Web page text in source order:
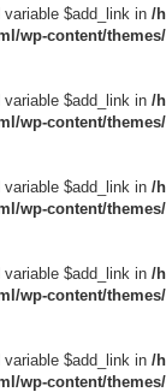
variable $add_link in /
wp-content/
variable $add_link in /
wp-content/
variable $add_link in /
wp-content/
variable $add_link in /
wp-content/
variable $add_link in /
wp-content/